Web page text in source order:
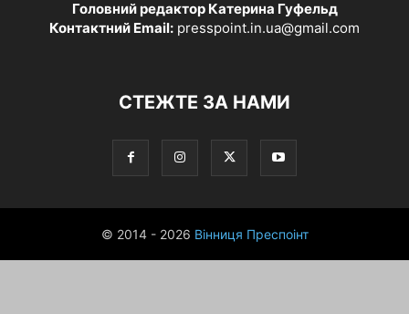
Головний редактор Катерина Гуфельд
Контактний Email: presspoint.in.ua@gmail.com
СТЕЖТЕ ЗА НАМИ
© 2014 - 2026 Вінниця Преспоінт